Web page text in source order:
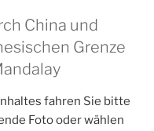
China und
Grenze
fahren Sie bitte
Foto oder wählen